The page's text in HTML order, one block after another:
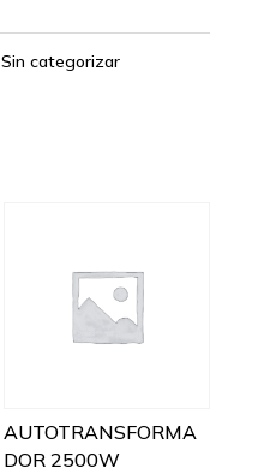
Sin categorizar
AUTOTRANSFORMA
DOR 2500W